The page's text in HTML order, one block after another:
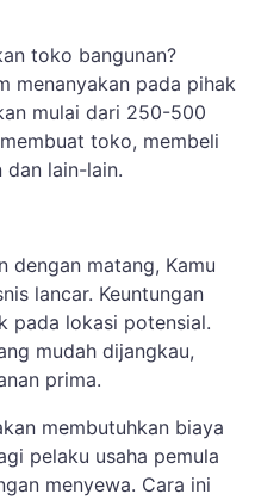
toko bangunan?
menanyakan pada pihak
mulai dari 250-500
toko, membeli
dan lain-lain.
dengan matang, Kamu
lancar. Keuntungan
pada lokasi potensial.
mudah dijangkau,
prima.
membutuhkan biaya
pelaku usaha pemula
menyewa. Cara ini